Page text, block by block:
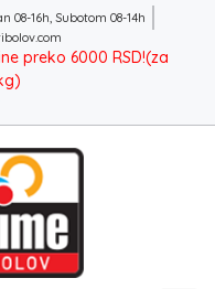
08-16h, Subotom 08-14h
preko 6000 RSD!(za